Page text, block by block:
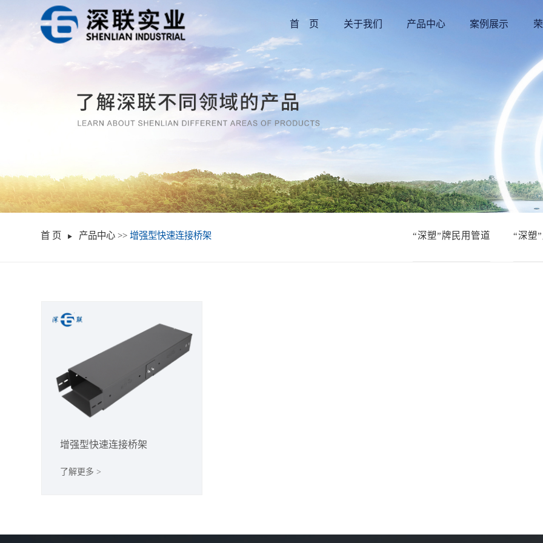
首 页 关于我们 产品中心 案例展示
首 页 产品中心 >>增强型快速连接桥架 “深塑”牌民用管道 “深塑
增强型快速连接桥架
了解更多 >